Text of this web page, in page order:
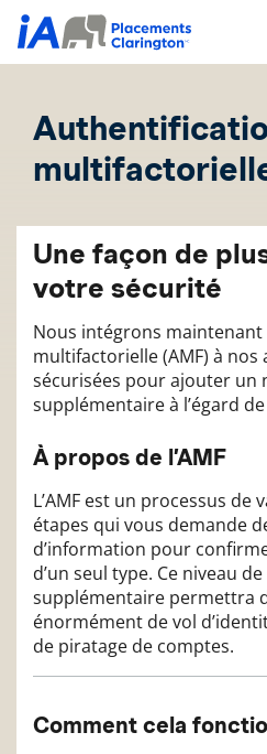
Une façon de
votre sécurité
Nous intégrons
multifactorielle (AMF) à nos
sécurisées pour ajouter un
supplémentaire à l’égard
À propos de l’AMF
L’AMF est un processus de
étapes qui vous demande
d’information pour
d’un seul type. Ce niveau
supplémentaire permettra
énormément de vol
de piratage de comptes.
Comment cela